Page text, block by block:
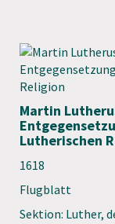
Martin
Lutherischen
1618
Flugblatt
Sektion: Luther,